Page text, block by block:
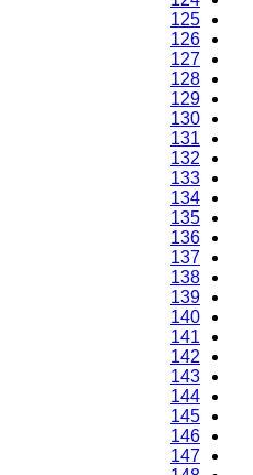
125
126
127
128
129
130
131
132
133
134
135
136
137
138
139
140
141
142
143
144
145
146
147